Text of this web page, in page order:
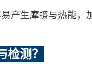
产生摩擦与热能
测？